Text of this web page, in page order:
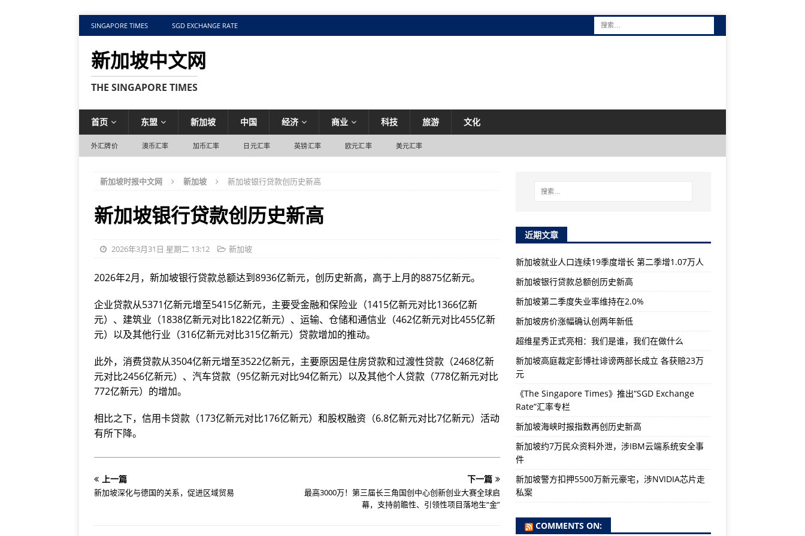
SINGAPORE TIMES SGD EXCHANGE RATE
新加坡中文网
THE SINGAPORE TIMES
首页 东盟 新加坡 中国 经济 商业 科技 旅游 文化
外汇牌价 澳币汇率 加币汇率 日元汇率 英镑汇率 欧元汇率 美元汇率
新加坡时报中文网 新加坡 新加坡银行贷款创历史新高
新加坡银行贷款创历史新高
2026年3月31日 星期二 13:12 新加坡
2026年2月，新加坡银行贷款总额达到8936亿新元，创历史新高，高于上月的8875亿新元。
企业贷款从5371亿新元增至5415亿新元，主要受金融和保险业（1415亿新元对比1366亿新
元）、建筑业（1838亿新元对比1822亿新元）、运输、仓储和通信业（462亿新元对比455亿新
元）以及其他行业（316亿新元对比315亿新元）贷款增加的推动。
此外，消费贷款从3504亿新元增至3522亿新元，主要原因是住房贷款和过渡性贷款（2468亿新
元对比2456亿新元）、汽车贷款（95亿新元对比94亿新元）以及其他个人贷款（778亿新元对比
772亿新元）的增加。
相比之下，信用卡贷款（173亿新元对比176亿新元）和股权融资（6.8亿新元对比7亿新元）活动
有所下降。
上一篇
新加坡深化与德国的关系，促进区域贸易
下一篇
最高3000万！第三届长三角国创中心创新创业大赛全球启
幕，支持前瞻性、引领性项目落地生“金”
近期文章
新加坡就业人口连续19季度增长 第二季增1.07万人
新加坡银行贷款总额创历史新高
新加坡第二季度失业率维持在2.0%
新加坡房价涨幅确认创两年新低
超维星秀正式亮相：我们是谁，我们在做什么
新加坡高庭裁定彭博社诽谤两部长成立 各获赔23万
元
《The Singapore Times》推出“SGD Exchange
Rate”汇率专栏
新加坡海峡时报指数再创历史新高
新加坡约7万民众资料外泄，涉IBM云端系统安全事
件
新加坡警方扣押5500万新元豪宅，涉NVIDIA芯片走
私案
COMMENTS ON: